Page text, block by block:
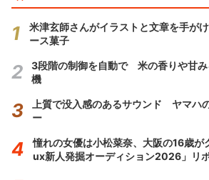
米津玄師さんがイラストと文章を手が
ース菓子
3段階の制御を自動で 米の香りや甘み
機
上質で没入感のあるサウンド ヤマハ
ー
憧れの女優は小松菜奈、大阪の16歳
ux新人発掘オーディション2026」リ